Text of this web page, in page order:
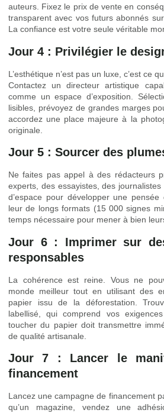
auteurs. Fixez le prix de vente en
transparent avec vos futurs abonnés
La confiance est votre seule véritable
Jour 4 : Privilégier le
L’esthétique n’est pas un luxe, c’est ce
Contactez un directeur artistique
comme un espace d’exposition.
lisibles, prévoyez de grandes marges
accordez une place majeure à la
originale.
Jour 5 : Sourcer des
Ne faites pas appel à des rédacteurs
experts, des essayistes, des
d’espace pour développer une pensée
leur de longs formats (15 000 signes
temps nécessaire pour mener à bien
Jour 6 : Imprimer sur
responsables
La cohérence est reine. Vous ne
monde meilleur tout en utilisant des
papier issu de la déforestation.
labellisé, qui comprend vos
toucher du papier doit transmettre
de qualité artisanale.
Jour 7 : Lancer le
financement
Lancez une campagne de financement
qu’un magazine, vendez une